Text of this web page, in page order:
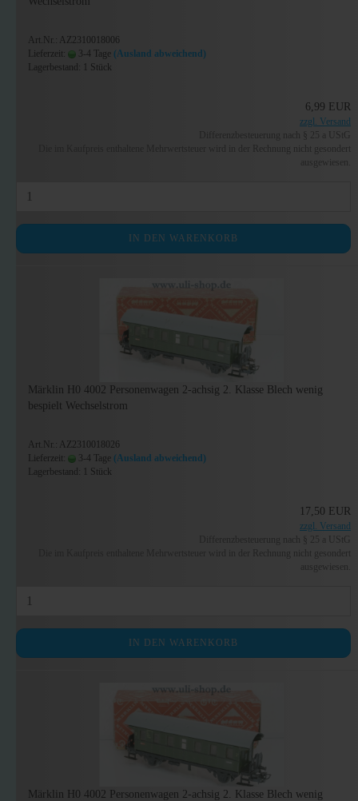
Art.Nr.: AZ2310018006
Lieferzeit:
3-4 Tage (Ausland abweichend)
Lagerbestand: 1 Stück
6,99 EUR
zzgl. Versand
Differenzbesteuerung nach § 25 a UStG
Die im Kaufpreis enthaltene Mehrwertsteuer wird in der Rechnung nicht gesondert
ausgewiesen.
IN DEN WARENKORB
Märklin H0 4002 Personenwagen 2-achsig 2. Klasse Blech wenig
bespielt Wechselstrom
Art.Nr.: AZ2310018026
Lieferzeit:
3-4 Tage (Ausland abweichend)
Lagerbestand: 1 Stück
17,50 EUR
zzgl. Versand
Differenzbesteuerung nach § 25 a UStG
Die im Kaufpreis enthaltene Mehrwertsteuer wird in der Rechnung nicht gesondert
ausgewiesen.
IN DEN WARENKORB
Märklin H0 4002 Personenwagen 2-achsig 2. Klasse Blech wenig